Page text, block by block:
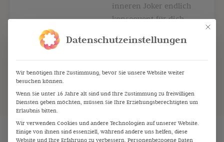
inneren Joker endlich
konsequent für dich
Mit
Datenschutzeinstellungen
Wir benötigen Ihre Zustimmung, bevor Sie unsere Website weiter
besuchen können.
Wenn Sie unter 16 Jahre alt sind und Ihre Zustimmung zu freiwilligen
Diensten geben möchten, müssen Sie Ihre Erziehungsberechtigten um
Erlaubnis bitten.
Wir verwenden Cookies und andere Technologien auf unserer Website.
Einige von ihnen sind essenziell, während andere uns helfen, diese
Website und Ihre Erfahrung zu verbessern. Personenbezogene Daten